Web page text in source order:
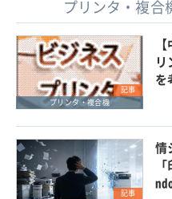
プリンタ・複合
記事
プリンタ・複合機
を
記事
情